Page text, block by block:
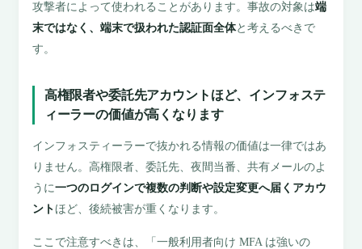
攻撃者によって使われることがあります。事故の対象は端
末ではなく、端末で扱われた認証面全体と考えるべきで
す。
高権限者や委託先アカウントほど、インフォステ
ィーラーの価値が高くなります
インフォスティーラーで抜かれる情報の価値は一律ではあ
りません。高権限者、委託先、夜間当番、共有メールのよ
うに一つのログインで複数の判断や設定変更へ届くアカウ
ントほど、後続被害が重くなります。
ここで注意すべきは、「一般利用者向け MFA は強いの